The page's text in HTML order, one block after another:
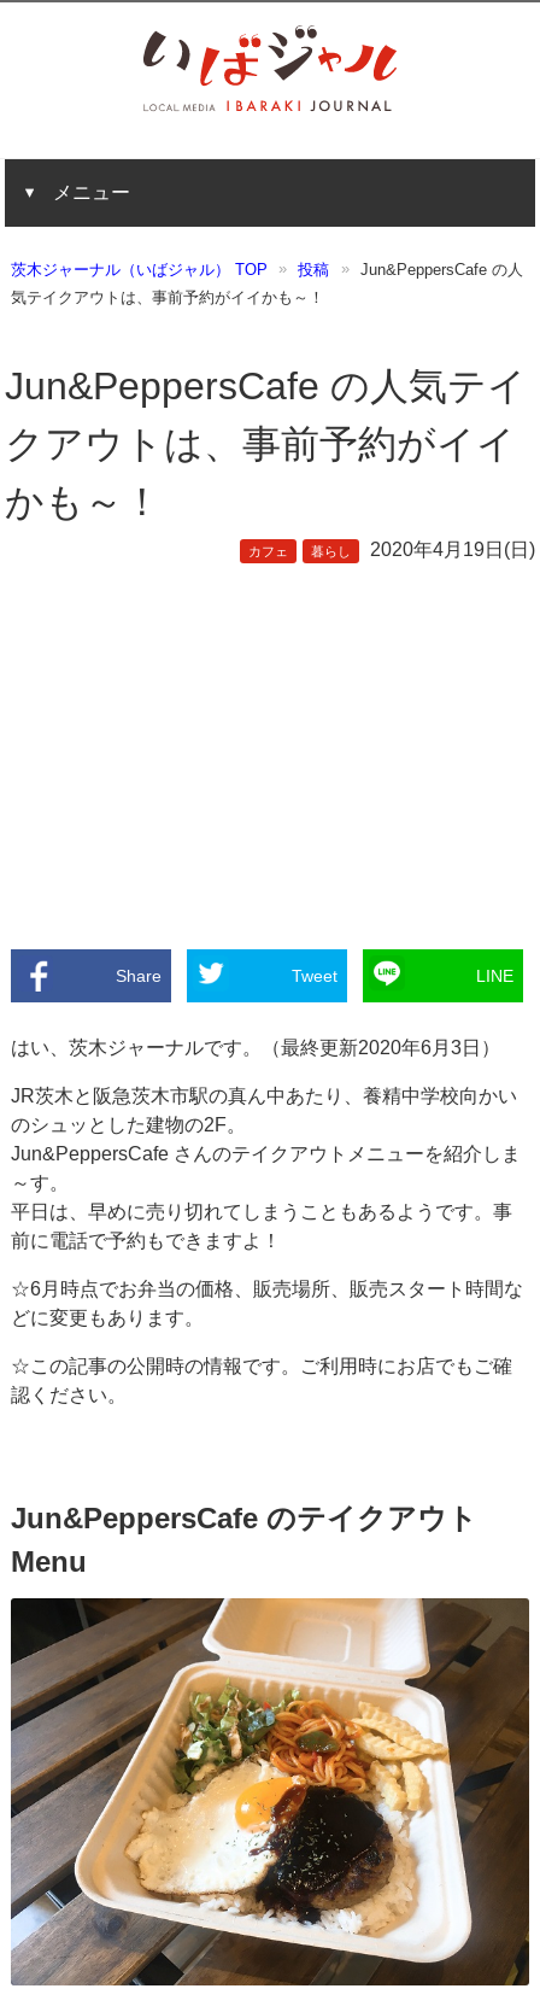
メニュー
茨木ジャーナル（いばジャル） TOP 投稿
Jun&PeppersCafe の人
気テイクアウトは、事前予約がイイかも～！
Jun&PeppersCafe の人気テイ
クアウトは、事前予約がイイ
かも～！
カフェ 暮らし 2020年4月19日(日)
Share Tweet LINE
はい、茨木ジャーナルです。（最終更新2020年6月3日）
JR茨木と阪急茨木市駅の真ん中あたり、養精中学校向かい
のシュッとした建物の2F。
Jun&PeppersCafe さんのテイクアウトメニューを紹介しま
～す。
平日は、早めに売り切れてしまうこともあるようです。事
前に電話で予約もできますよ！
☆6月時点でお弁当の価格、販売場所、販売スタート時間な
どに変更もあります。
☆この記事の公開時の情報です。ご利用時にお店でもご確
認ください。
Jun&PeppersCafe のテイクアウト
Menu